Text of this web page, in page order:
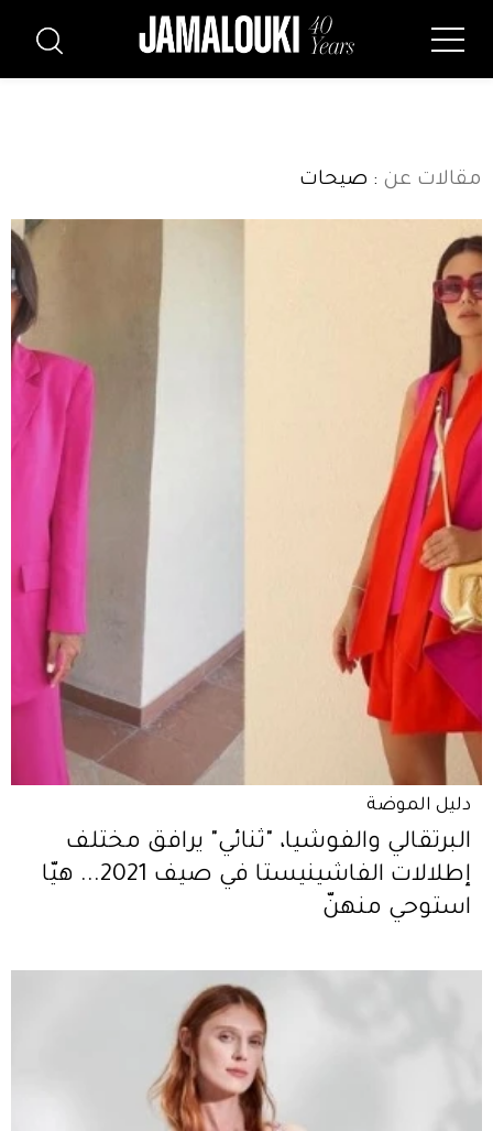
مقالات عن : صيحات
دليل الموضة
البرتقالي والفوشيا، "ثنائي" يرافق مختلف
إطلالات الفاشينيستا في صيف 2021... هيّا
استوحي منهنّ